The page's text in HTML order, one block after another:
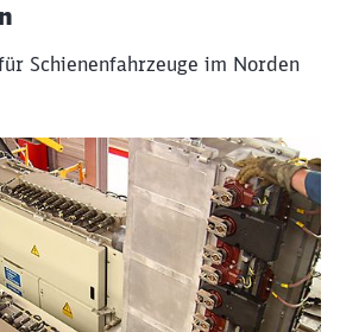
Schienenfahrzeuge im Norden
Schließen
zu
Weiter